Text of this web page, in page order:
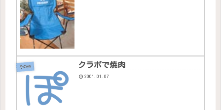
その他 クラボで焼肉
2001.01.07